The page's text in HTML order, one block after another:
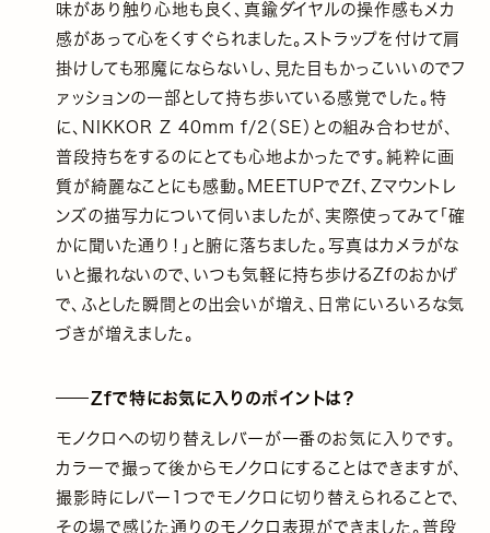
味があり触り心地も良く、真鍮ダイヤルの操作感もメカ
感があって心をくすぐられました。ストラップを付けて肩
掛けしても邪魔にならないし、見た目もかっこいいのでフ
ァッションの一部として持ち歩いている感覚でした。特
に、NIKKOR Z 40mm f/2（SE）との組み合わせが、
普段持ちをするのにとても心地よかったです。純粋に画
質が綺麗なことにも感動。MEETUPでZf、Zマウントレ
ンズの描写力について伺いましたが、実際使ってみて「確
かに聞いた通り！」と腑に落ちました。写真はカメラがな
いと撮れないので、いつも気軽に持ち歩けるZfのおかげ
で、ふとした瞬間との出会いが増え、日常にいろいろな気
づきが増えました。
Zfで特にお気に入りのポイントは？
モノクロへの切り替えレバーが一番のお気に入りです。
カラーで撮って後からモノクロにすることはできますが、
撮影時にレバー1つでモノクロに切り替えられることで、
その場で感じた通りのモノクロ表現ができました。普段